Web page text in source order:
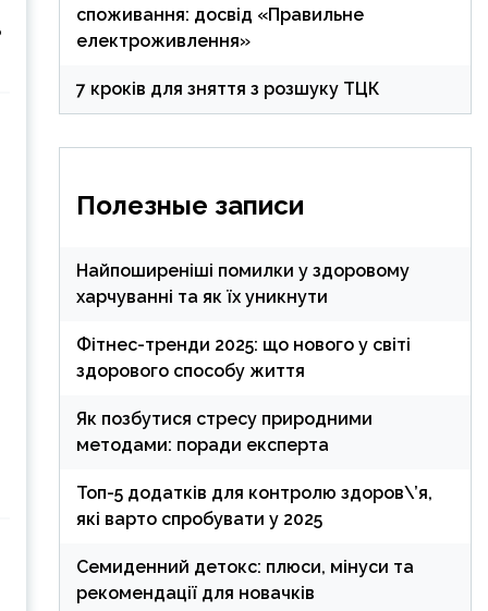
споживання: досвід «Правильне
електроживлення»
7 кроків для зняття з розшуку ТЦК
Полезные записи
Найпоширеніші помилки у здоровому
харчуванні та як їх уникнути
Фітнес-тренди 2025: що нового у світі
здорового способу життя
Як позбутися стресу природними
методами: поради експерта
Топ-5 додатків для контролю здоров\’я,
які варто спробувати у 2025
Семиденний детокс: плюси, мінуси та
рекомендації для новачків